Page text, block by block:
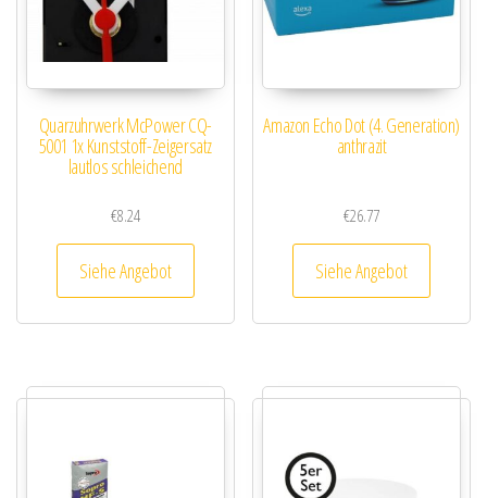
Quarzuhrwerk McPower CQ-
5001 1x Kunststoff-Zeigersatz
lautlos schleichend
€8.24
Siehe Angebot
Amazon Echo Dot (4. Generation)
anthrazit
€26.77
Siehe Angebot